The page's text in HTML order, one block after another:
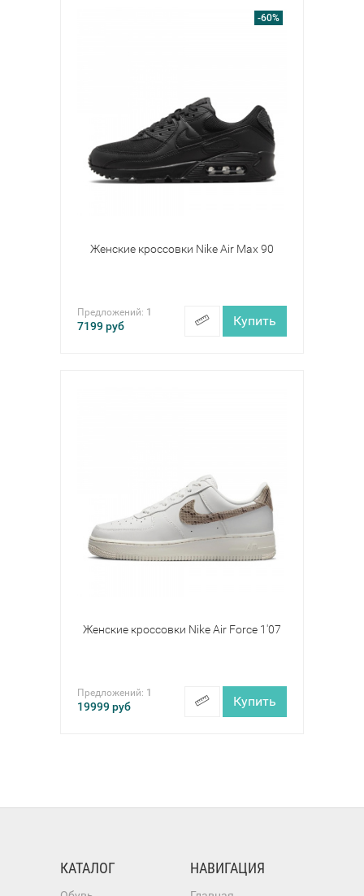
-60%
Женские кроссовки Nike Air Max 90
Предложений: 1
7199руб Купить
Женские кроссовки Nike Air Force 1'07
Предложений: 1
19999руб Купить
КАТАЛОГ НАВИГАЦИЯ